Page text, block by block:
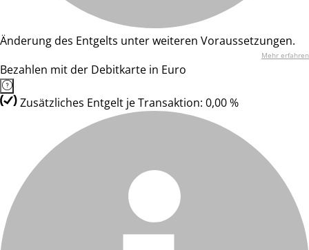
Änderung des Entgelts unter weiteren Voraussetzungen.
Mehr erfahren
Bezahlen mit der Debitkarte in Euro
Zusätzliches Entgelt je Transaktion: 0,00 %